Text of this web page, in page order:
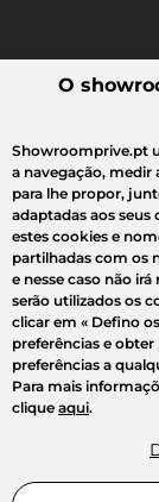
Pesquisar
Todas as vendas
O
Showroomprive.pt
a navegação, medir
para lhe propor,
adaptadas aos seus
estes cookies e
partilhadas com os
e nesse caso não
serão utilizados os
clicar em « Defino
preferências e
preferências a
Para mais
clique aqui.